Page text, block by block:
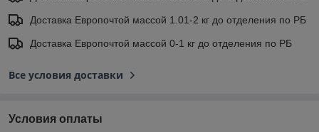
Доставка Европочтой массой 1.01-2 кг до отделения по РБ
Доставка Европочтой массой 0-1 кг до отделения по РБ
Все условия доставки
Условия оплаты